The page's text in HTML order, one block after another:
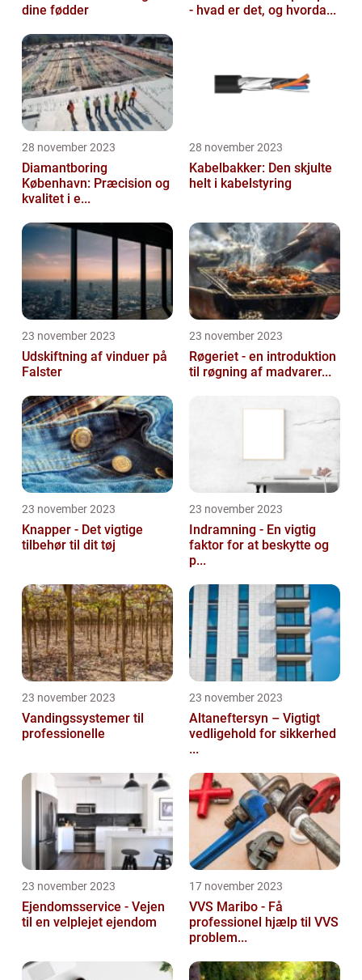
dine fødder
- hvad er det, og hvorda...
28 november 2023
Diamantboring
København: Præcision og
kvalitet i e...
28 november 2023
Kabelbakker: Den skjulte
helt i kabelstyring
23 november 2023
Udskiftning af vinduer på
Falster
23 november 2023
Røgeriet - en introduktion
til røgning af madvarer...
23 november 2023
Knapper - Det vigtige
tilbehør til dit tøj
23 november 2023
Indramning - En vigtig
faktor for at beskytte og
p...
23 november 2023
Vandingssystemer til
professionelle
23 november 2023
Altaneftersyn – Vigtigt
vedligehold for sikkerhed
...
23 november 2023
Ejendomsservice - Vejen
til en velplejet ejendom
17 november 2023
VVS Maribo - Få
professionel hjælp til VVS
problem...